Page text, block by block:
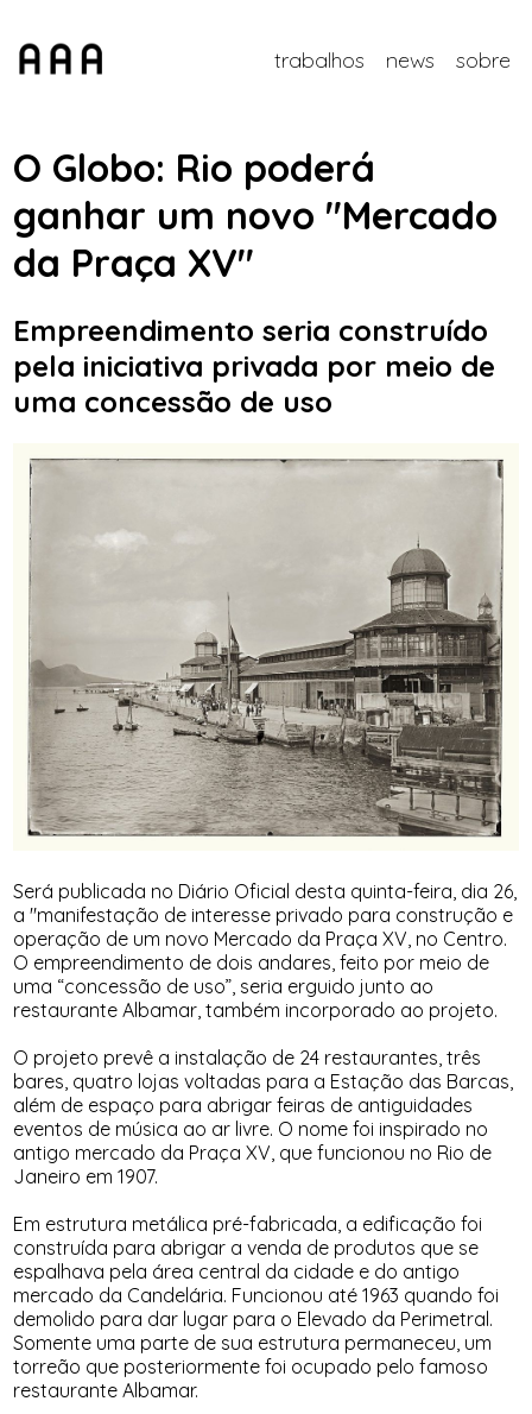
trabalhos news sobre
O Globo: Rio poderá
ganhar um novo "Mercado
da Praça XV"
Empreendimento seria construído
pela iniciativa privada por meio de
uma concessão de uso
Será publicada no Diário Oficial desta quinta-feira, dia 26,
a "manifestação de interesse privado para construção e
operação de um novo Mercado da Praça XV, no Centro.
O empreendimento de dois andares, feito por meio de
uma “concessão de uso”, seria erguido junto ao
restaurante Albamar, também incorporado ao projeto.
O projeto prevê a instalação de 24 restaurantes, três
bares, quatro lojas voltadas para a Estação das Barcas,
além de espaço para abrigar feiras de antiguidades
eventos de música ao ar livre. O nome foi inspirado no
antigo mercado da Praça XV, que funcionou no Rio de
Janeiro em 1907.
Em estrutura metálica pré-fabricada, a edificação foi
construída para abrigar a venda de produtos que se
espalhava pela área central da cidade e do antigo
mercado da Candelária. Funcionou até 1963 quando foi
demolido para dar lugar para o Elevado da Perimetral.
Somente uma parte de sua estrutura permaneceu, um
torreão que posteriormente foi ocupado pelo famoso
restaurante Albamar.